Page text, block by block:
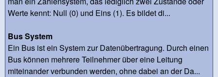
Werte kennt: Null (0) und Eins (1). Es bildet di...
Bus System
Ein Bus ist ein System zur Datenübertragung. Durch einen
Bus können mehrere Teilnehmer über eine Leitung
miteinander verbunden werden, ohne dabei an der Da...